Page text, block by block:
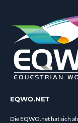
EQWO.NET
Die EQWO.net hat sich